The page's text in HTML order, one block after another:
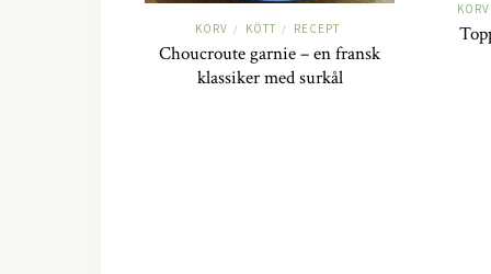
KORV / KÖTT / RECEPT
Choucroute garnie – en fransk
klassiker med surkål
KORV